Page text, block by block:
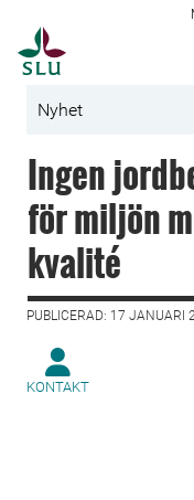
Nyhet
Ingen
för miljön
kvalité
PUBLICERAD: 17 JANUARI
KONTAKT